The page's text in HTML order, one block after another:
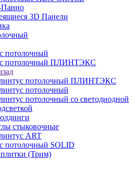
3D Панели
потолочный
потолочный ПЛИНТЭКС
потолочный ПЛИНТЭКС
потолочный
потолочный со светодиодной
стыковочные
ART
потолочный SOLID
(Трим)